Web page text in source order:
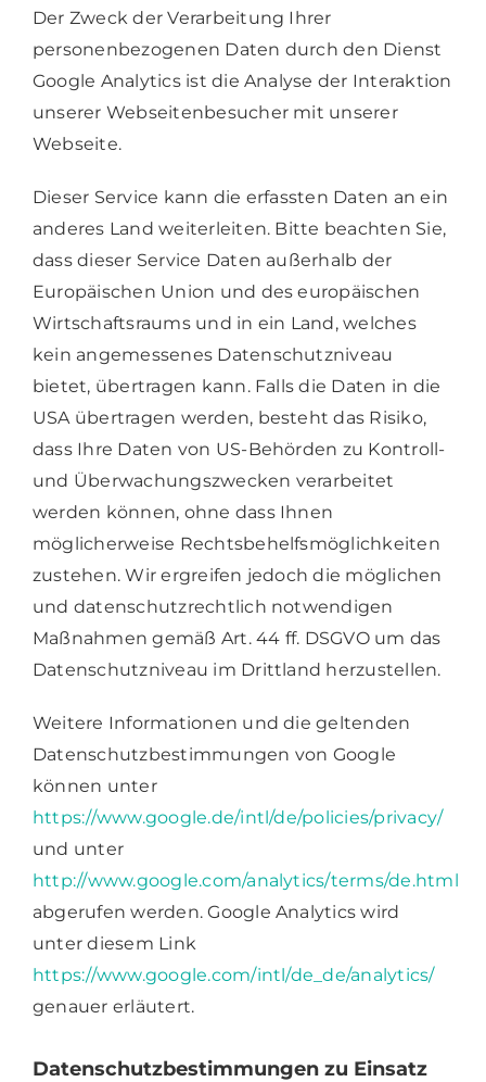
Der Zweck der Verarbeitung Ihrer
personenbezogenen Daten durch den Dienst
Google Analytics ist die Analyse der Interaktion
unserer Webseitenbesucher mit unserer
Webseite.
Dieser Service kann die erfassten Daten an ein
anderes Land weiterleiten. Bitte beachten Sie,
dass dieser Service Daten außerhalb der
Europäischen Union und des europäischen
Wirtschaftsraums und in ein Land, welches
kein angemessenes Datenschutzniveau
bietet, übertragen kann. Falls die Daten in die
USA übertragen werden, besteht das Risiko,
dass Ihre Daten von US-Behörden zu Kontroll-
und Überwachungszwecken verarbeitet
werden können, ohne dass Ihnen
möglicherweise Rechtsbehelfsmöglichkeiten
zustehen. Wir ergreifen jedoch die möglichen
und datenschutzrechtlich notwendigen
Maßnahmen gemäß Art. 44 ff. DSGVO um das
Datenschutzniveau im Drittland herzustellen.
Weitere Informationen und die geltenden
Datenschutzbestimmungen von Google
können unter
https://www.google.de/intl/de/policies/privacy/
und unter
http://www.google.com/analytics/terms/de.html
abgerufen werden. Google Analytics wird
unter diesem Link
https://www.google.com/intl/de_de/analytics/
genauer erläutert.
Datenschutzbestimmungen zu Einsatz